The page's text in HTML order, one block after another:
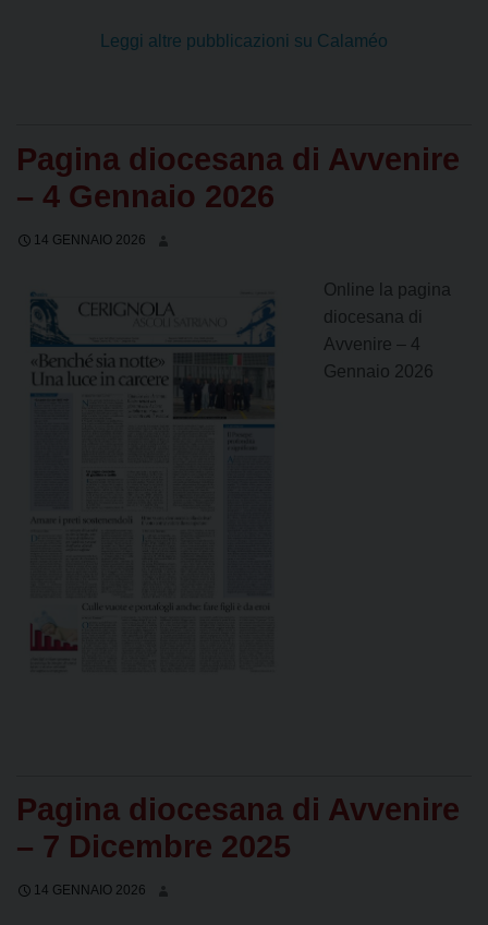
Leggi altre pubblicazioni su Calaméo
Pagina diocesana di Avvenire
– 4 Gennaio 2026
14 GENNAIO 2026
Online la pagina
diocesana di
Avvenire – 4
Gennaio 2026
Pagina diocesana di Avvenire
– 7 Dicembre 2025
14 GENNAIO 2026